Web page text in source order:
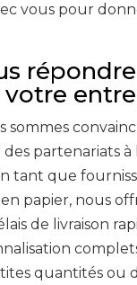
vous pour
votre
sommes
des partenariats
tant que
papier, nous
de livraison
quantités ou